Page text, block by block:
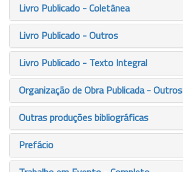
Livro Publicado - Coletânea
Livro Publicado - Outros
Livro Publicado - Texto Integral
Organização de Obra Publicada - Outros
Outras produções bibliográficas
Prefácio